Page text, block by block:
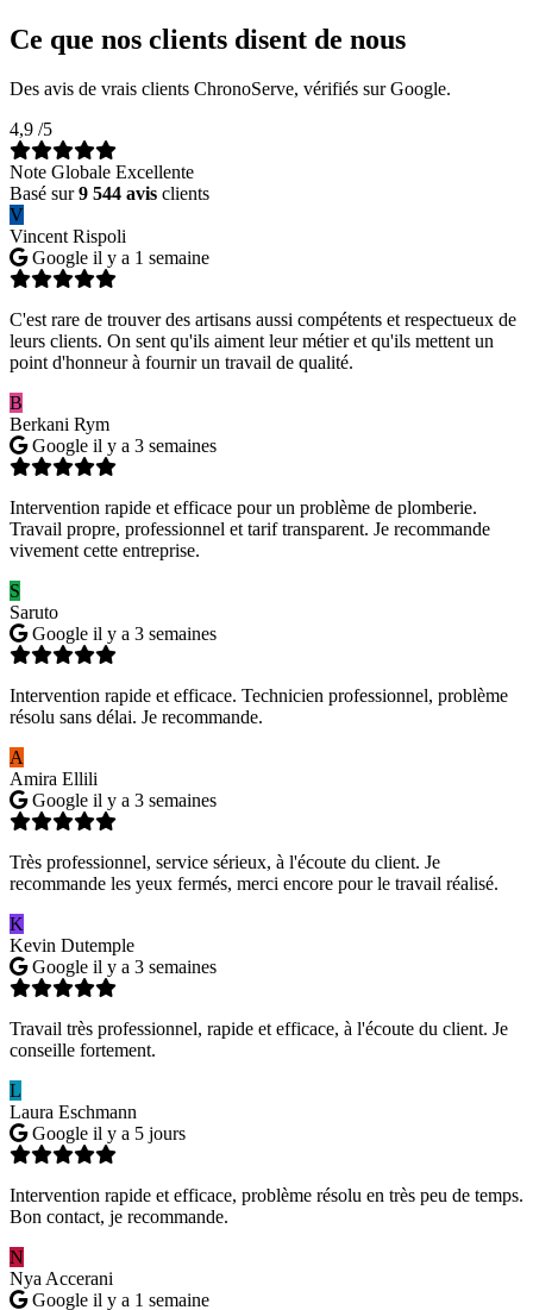
Ce que nos clients disent de nous
Des avis de vrais clients ChronoServe, vérifiés sur Google.
4,9 /5
Note Globale Excellente
Basé sur9 544 avis clients
V
Vincent Rispoli
Google il y a 1 semaine
C'est rare de trouver des artisans aussi compétents et respectueux de
leurs clients. On sent qu'ils aiment leur métier et qu'ils mettent un
point d'honneur à fournir un travail de qualité.
B
Berkani Rym
Google il y a 3 semaines
Intervention rapide et efficace pour un problème de plomberie.
Travail propre, professionnel et tarif transparent. Je recommande
vivement cette entreprise.
S
Saruto
Google il y a 3 semaines
Intervention rapide et efficace. Technicien professionnel, problème
résolu sans délai. Je recommande.
A
Amira Ellili
Google il y a 3 semaines
Très professionnel, service sérieux, à l'écoute du client. Je
recommande les yeux fermés, merci encore pour le travail réalisé.
K
Kevin Dutemple
Google il y a 3 semaines
Travail très professionnel, rapide et efficace, à l'écoute du client. Je
conseille fortement.
L
Laura Eschmann
Google il y a 5 jours
Intervention rapide et efficace, problème résolu en très peu de temps.
Bon contact, je recommande.
N
Nya Accerani
Google il y a 1 semaine